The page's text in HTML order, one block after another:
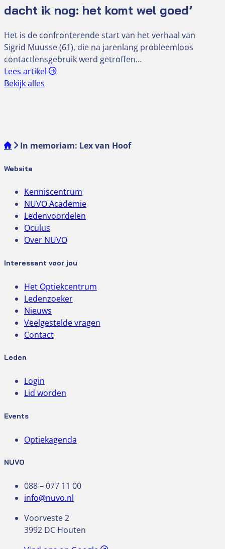
dacht ik nog: het komt wel goed’
Het is de confronterende start van het verhaal van
Sigrid Muusse (61), die na jarenlang probleemloos
contactlensgebruik werd getroffen…
Lees artikel
Bekijk alles
In memoriam: Lex van Hoof
Website
Kenniscentrum
NUVO Academie
Ledenvoordelen
Oculus
Over NUVO
Interessant voor jou
Het Optiekcentrum
Ledenzoeker
Nieuws
Veelgestelde vragen
Contact
Leden
Login
Lid worden
Events
Optiekagenda
NUVO
088 – 077 11 00
info@nuvo.nl
Voorveste 2
3992 DC Houten